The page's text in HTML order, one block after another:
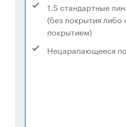
1.5 стандартные
(без покрытия либо
покрытием)
Нецарапающееся